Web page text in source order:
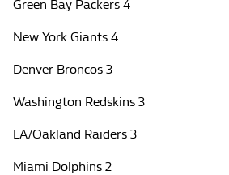
Green Bay Packers 4
New York Giants 4
Denver Broncos 3
Washington Redskins 3
LA/Oakland Raiders 3
Miami Dolphins 2